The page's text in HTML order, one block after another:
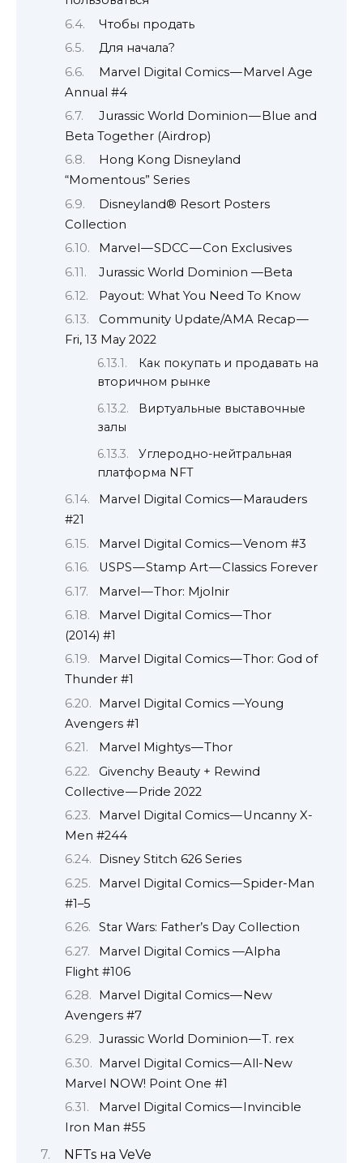
Чтобы продать
Для начала?
Marvel Digital Comics — Marvel Age
Annual #4
Jurassic World Dominion — Blue and
Beta Together (Airdrop)
Hong Kong Disneyland
“Momentous” Series
Disneyland® Resort Posters
Collection
Marvel — SDCC — Con Exclusives
Jurassic World Dominion —Beta
Payout: What You Need To Know
Community Update/AMA Recap —
Fri, 13 May 2022
Как покупать и продавать на
вторичном рынке
Виртуальные выставочные
залы
Углеродно-нейтральная
платформа NFT
Marvel Digital Comics — Marauders
#21
Marvel Digital Comics — Venom #3
USPS — Stamp Art — Classics Forever
Marvel — Thor: Mjolnir
Marvel Digital Comics — Thor
(2014) #1
Marvel Digital Comics — Thor: God of
Thunder #1
Marvel Digital Comics —Young
Avengers #1
Marvel Mightys — Thor
Givenchy Beauty + Rewind
Collective — Pride 2022
Marvel Digital Comics — Uncanny X-
Men #244
Disney Stitch 626 Series
Marvel Digital Comics — Spider-Man
#1–5
Star Wars: Father’s Day Collection
Marvel Digital Comics —Alpha
Flight #106
Marvel Digital Comics — New
Avengers #7
Jurassic World Dominion — T. rex
Marvel Digital Comics — All-New
Marvel NOW! Point One #1
Marvel Digital Comics — Invincible
Iron Man #55
NFTs на VeVe